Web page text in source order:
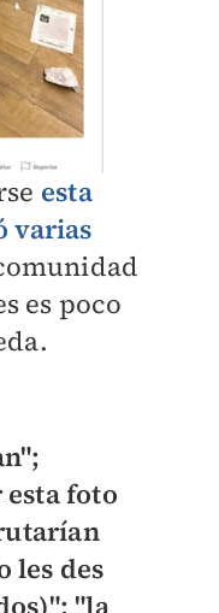
esta
varias
es poco
foto
les des